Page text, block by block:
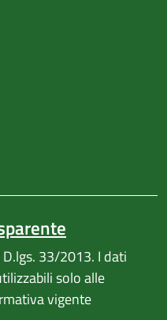
33/2013. I dati
solo alle
vigente